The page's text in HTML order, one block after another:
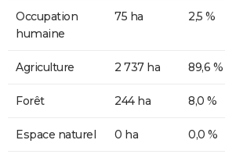
Occupation
humaine
75 ha 2,5 %
Agriculture 2 737 ha 89,6 %
Forêt 244 ha 8,0 %
Espace naturel 0 ha 0,0 %